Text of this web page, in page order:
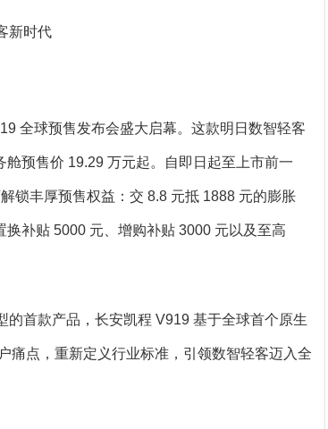
新时代
全球预售发布会盛大启幕。这款明日数智轻客
预售价 19.29 万元起。自即日起至上市前一
锁丰厚预售权益：交 8.8 元抵 1888 元的膨胀
补贴 5000 元、增购补贴 3000 元以及至高
的首款产品，长安凯程 V919 基于全球首个原生
痛点，重新定义行业标准，引领数智轻客迈入全